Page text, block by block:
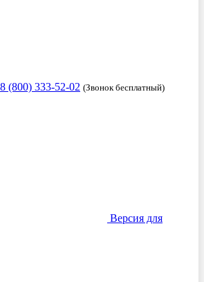
8 (800) 333-52-02 (Звонок бесплатный)
Версия для